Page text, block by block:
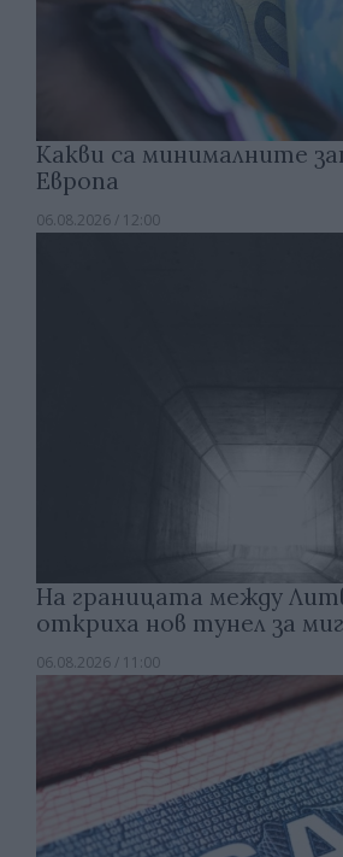
Какви са минималните
Европа
06.08.2026 / 12:00
На границата между
откриха нов тунел за
06.08.2026 / 11:00